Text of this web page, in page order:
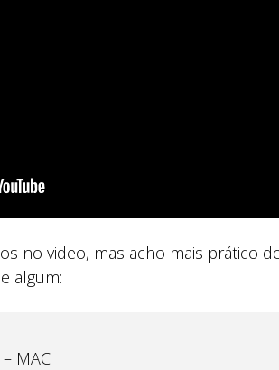
no video, mas acho mais prático
algum:
MAC